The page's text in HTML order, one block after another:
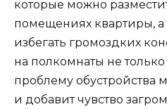
которые можно
помещениях квартиры, а
избегать громоздких
на полкомнаты не
проблему обустройства
и добавит чувство